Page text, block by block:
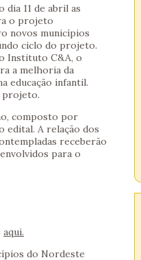
11 de abril as
o projeto
novos municípios
ciclo do projeto.
Instituto C&A, o
a melhoria da
educação infantil.
projeto.
composto por
edital. A relação dos
receberão
para o
aqui.
do Nordeste